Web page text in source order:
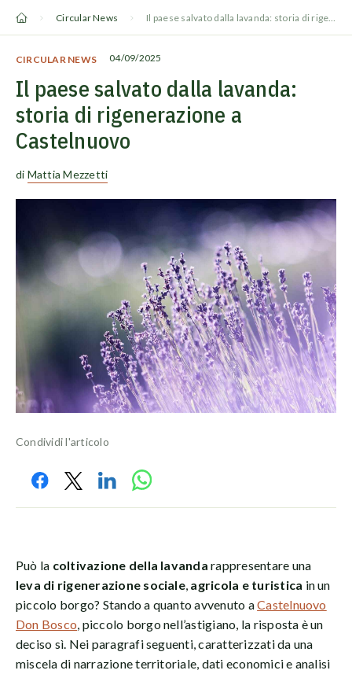
Circular News Il paese salvato dalla lavanda: storia di rigenerazione a Castelnuovo
CIRCULAR NEWS 04/09/2025
Il paese salvato dalla lavanda:
storia di rigenerazione a
Castelnuovo
di Mattia Mezzetti
Condividi l'articolo
Può la coltivazione della lavandarappresentare una
leva di rigenerazione sociale, agricola e turistica in un
piccolo borgo? Stando a quanto avvenuto aCastelnuovo
Don Bosco , piccolo borgo nell’astigiano, la risposta è un
deciso sì. Nei paragrafi seguenti, caratterizzati da una
miscela di narrazione territoriale, dati economici e analisi